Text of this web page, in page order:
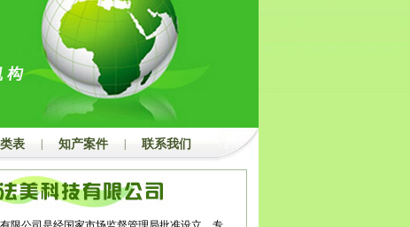
汕尾 河源 阳江 清远 东莞 中山
梧州 北海 钦州 贵港 玉林
海口 三亚 湖北 武汉
荆州 孝感 荆门 黄冈 随州 湖南
阳 常德 张家界 益阳 永州 怀化
安阳 鹤壁 新乡 焦作 濮阳 许昌
驻马店 内蒙 包头 乌海
贝尔 巴彦淖尔 乌兰察布 家庄 唐山
家口 承德 沧州 廊坊 衡水 山西 太原 大同
长治
中 运城 忻州 临汾 吕梁 辽宁 沈阳 大连 鞍山 抚顺 本
营口 阜新 辽阳 盘锦 铁岭 朝阳 葫芦岛
通化 松原 白城 黑龙江
大庆 伊春 佳木斯 七台河 牡丹江 黑河 绥化 四川
表 知产案件 联系我们